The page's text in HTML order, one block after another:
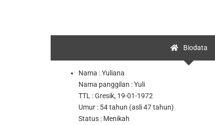
Biodata
Nama : Yuliana
Nama panggilan : Yuli
TTL : Gresik, 19-01-1972
Umur : 54 tahun (asli 47 tahun)
Status : Menikah